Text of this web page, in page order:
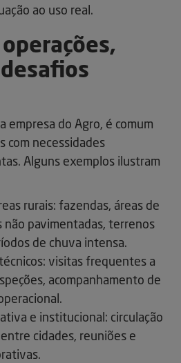
ao uso real.
empresa do Agro, é comum
com necessidades
Alguns exemplos ilustram
rurais: fazendas, áreas de
não pavimentadas, terrenos
de chuva intensa.
visitas frequentes a
acompanhamento de
e institucional: circulação
cidades, reuniões e